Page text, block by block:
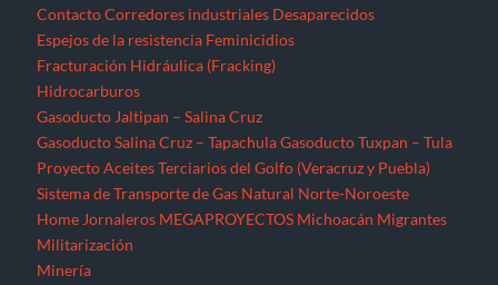
Contacto Corredores industriales Desaparecidos
Espejos de la resistencia Feminicidios
Fracturación Hidráulica (Fracking)
Hidrocarburos
Gasoducto Jaltipan – Salina Cruz
Gasoducto Salina Cruz – Tapachula Gasoducto Tuxpan – Tula
Proyecto Aceites Terciarios del Golfo (Veracruz y Puebla)
Sistema de Transporte de Gas Natural Norte-Noroeste
Home Jornaleros MEGAPROYECTOS Michoacán Migrantes
Militarización
Minería